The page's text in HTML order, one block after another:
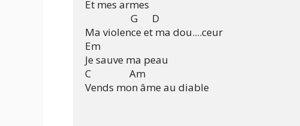
Et mes armes
                   G      D
Ma violence et ma dou....ceur
Em
Je sauve ma peau
C                Am
Vends mon âme au diable